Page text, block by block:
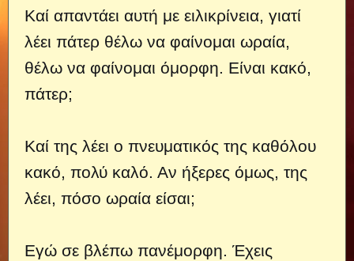
Καί απαντάει αυτή με ειλικρίνεια, γιατί
λέει πάτερ θέλω να φαίνομαι ωραία,
θέλω να φαίνομαι όμορφη. Είναι κακό,
πάτερ;
Καί της λέει ο πνευματικός της καθόλου
κακό, πολύ καλό. Αν ήξερες όμως, της
λέει, πόσο ωραία είσαι;
Εγώ σε βλέπω πανέμορφη. Έχεις